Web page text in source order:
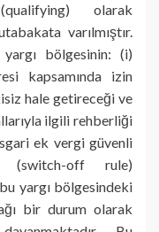
olarak
varılmıştır.
bölgesinin: (i)
kapsamında izin
hale getireceği ve
ilgili rehberliği
ek vergi güvenli
(switch-off rule)
yargı bölgesindeki
bir durum olarak